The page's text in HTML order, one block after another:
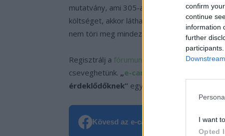
confirm
continue
information
further
I want
Opted
mutatvány, ami 305-as forinttal számolva
költséget, akkor láthatjuk, hogy az
nem töri meg mindez a NIO lelkesedését, kár
Regisztrálj a fórumunkon
ahol elmondhatod
cseveghetünk. „e-cars.hu
érdeklődőknek” egyaránt!
Kövesd az e-cars.hu-t a Facebookon